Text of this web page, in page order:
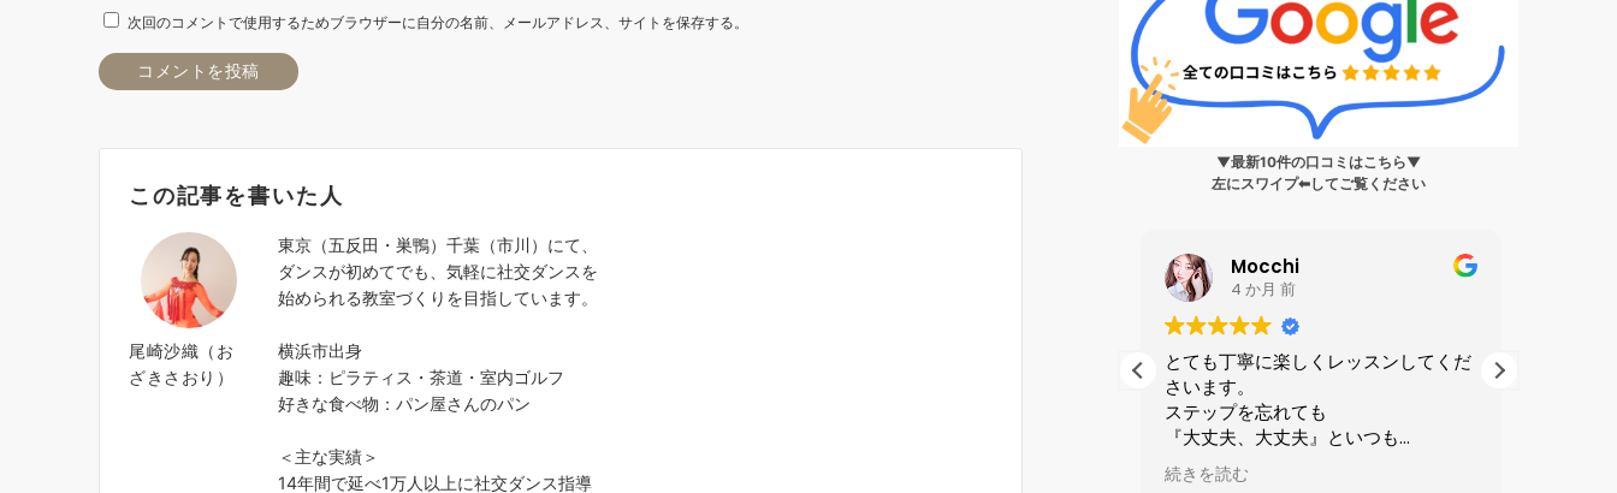
次回のコメントで使用するためブラウザーに自分の名前、メールアドレス、サイトを保存する。
この記事を書いた人
尾崎沙織（お
ざきさおり）
東京（五反田・巣鴨）千葉（市川）にて、
ダンスが初めてでも、気軽に社交ダンスを
始められる教室づくりを目指しています。
横浜市出身
趣味：ピラティス・茶道・室内ゴルフ
好きな食べ物：パン屋さんのパン
＜主な実績＞
14年間で延べ1万人以上に社交ダンス指導
▼最新10件の口コミはこちら▼
左にスワイプ⬅︎してご覧ください
Mocchi
4 か月 前
とても丁寧に楽しくレッスンしてくだ
さいます。
ステップを忘れても
『大丈夫、大丈夫』といつも
励ましてくれる優しい先生です。
マンツーマンレッスンで1時間が
続きを読む